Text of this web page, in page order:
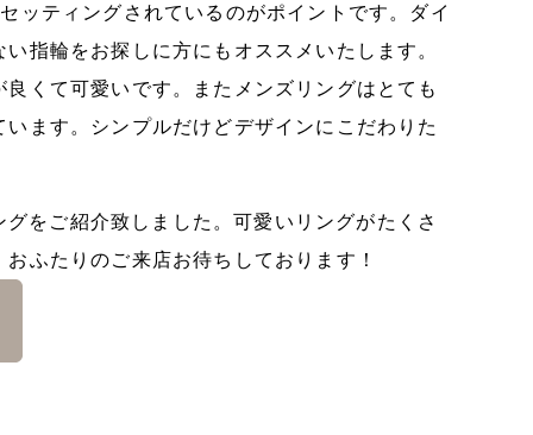
ッティングされているのがポイントです。ダイ
指輪をお探しに方にもオススメいたします。
くて可愛いです。またメンズリングはとても
ます。シンプルだけどデザインにこだわりた
をご紹介致しました。可愛いリングがたくさ
ふたりのご来店お待ちしております！